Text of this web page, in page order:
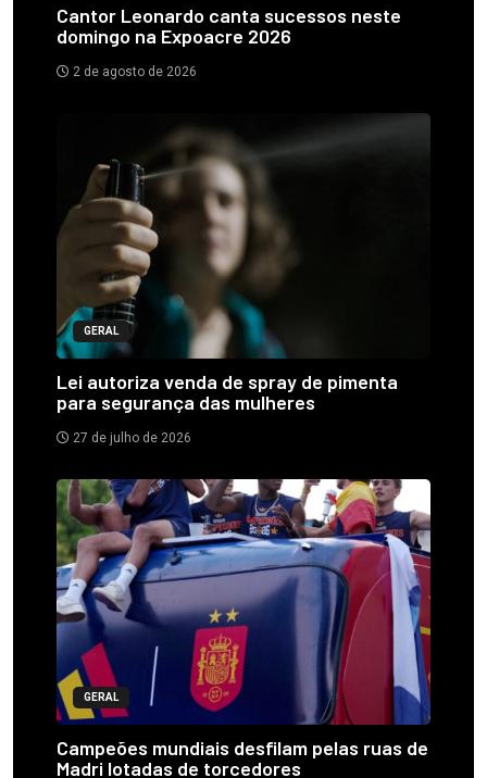
Cantor Leonardo canta sucessos neste
domingo na Expoacre 2026
2 de agosto de 2026
GERAL
Lei autoriza venda de spray de pimenta
para segurança das mulheres
27 de julho de 2026
GERAL
Campeões mundiais desfilam pelas ruas de
Madri lotadas de torcedores